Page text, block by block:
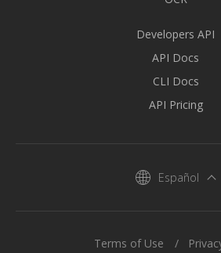
Developers API
API Docs
CLI Docs
API Pricing
Español
Terms of Use